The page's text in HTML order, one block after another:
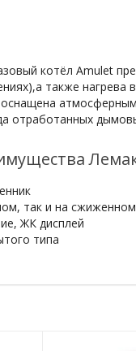
котёл Amulet
также нагрева
отработанных
так и на сжиженном
ЖК дисплей
типа